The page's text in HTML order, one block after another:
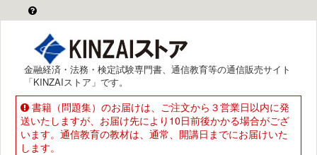
金融経済・法務・検定試験専門書、通信教育等の通信販売サイト
「KINZAIストア」です。
書籍（問題集）のお届けは、ご注文から３営業日以内に発
送いたしますが、お届け先により10日前後かかる場合がござ
います。通信教育の教材は、通常、開講日までにお届けいた
します。